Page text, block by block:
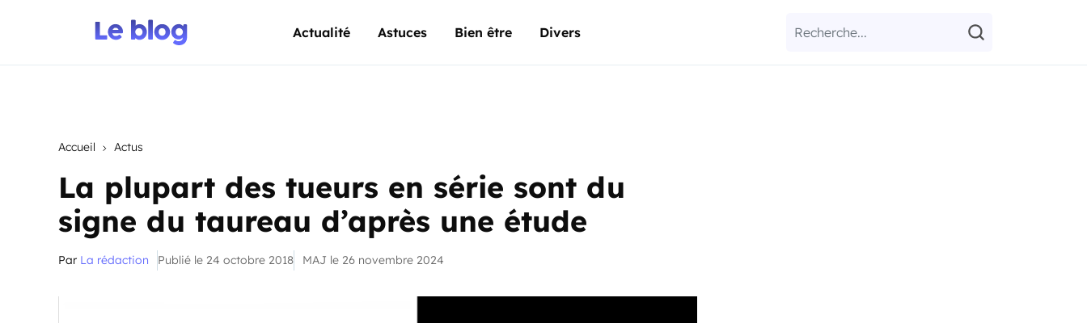
Actualité Astuces Bien être Divers
Accueil Actus
La plupart des tueurs en série sont du
signe du taureau d’après une étude
Par La rédaction Publié le 24 octobre 2018 MAJ le 26 novembre 2024